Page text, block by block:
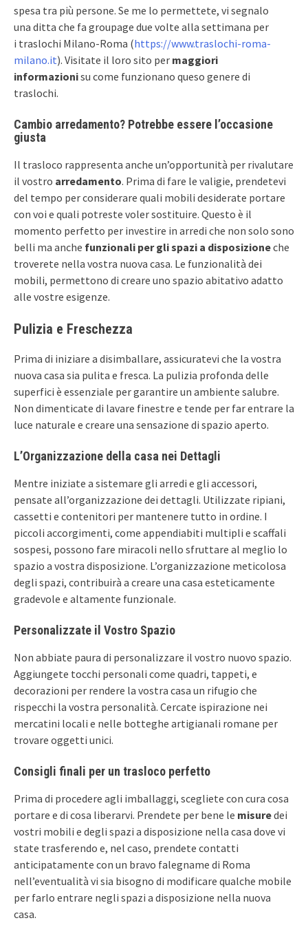
spesa tra più persone. Se me lo permettete, vi segnalo
una ditta che fa groupage due volte alla settimana per
i traslochi Milano-Roma (https://www.traslochi-roma-
milano.it). Visitate il loro sito per maggiori
informazionisu come funzionano queso genere di
traslochi.
Cambio arredamento? Potrebbe essere l’occasione
giusta
Il trasloco rappresenta anche un’opportunità per rivalutare
il vostro arredamento. Prima di fare le valigie, prendetevi
del tempo per considerare quali mobili desiderate portare
con voi e quali potreste voler sostituire. Questo è il
momento perfetto per investire in arredi che non solo sono
belli ma anche funzionali per gli spazi a disposizioneche
troverete nella vostra nuova casa. Le funzionalità dei
mobili, permettono di creare uno spazio abitativo adatto
alle vostre esigenze.
Pulizia e Freschezza
Prima di iniziare a disimballare, assicuratevi che la vostra
nuova casa sia pulita e fresca. La pulizia profonda delle
superfici è essenziale per garantire un ambiente salubre.
Non dimenticate di lavare finestre e tende per far entrare la
luce naturale e creare una sensazione di spazio aperto.
L’Organizzazione della casa nei Dettagli
Mentre iniziate a sistemare gli arredi e gli accessori,
pensate all’organizzazione dei dettagli. Utilizzate ripiani,
cassetti e contenitori per mantenere tutto in ordine. I
piccoli accorgimenti, come appendiabiti multipli e scaffali
sospesi, possono fare miracoli nello sfruttare al meglio lo
spazio a vostra disposizione. L’organizzazione meticolosa
degli spazi, contribuirà a creare una casa esteticamente
gradevole e altamente funzionale.
Personalizzate il Vostro Spazio
Non abbiate paura di personalizzare il vostro nuovo spazio.
Aggiungete tocchi personali come quadri, tappeti, e
decorazioni per rendere la vostra casa un rifugio che
rispecchi la vostra personalità. Cercate ispirazione nei
mercatini locali e nelle botteghe artigianali romane per
trovare oggetti unici.
Consigli finali per un trasloco perfetto
Prima di procedere agli imballaggi, scegliete con cura cosa
portare e di cosa liberarvi. Prendete per bene le misuredei
vostri mobili e degli spazi a disposizione nella casa dove vi
state trasferendo e, nel caso, prendete contatti
anticipatamente con un bravo falegname di Roma
nell’eventualità vi sia bisogno di modificare qualche mobile
per farlo entrare negli spazi a disposizione nella nuova
casa.